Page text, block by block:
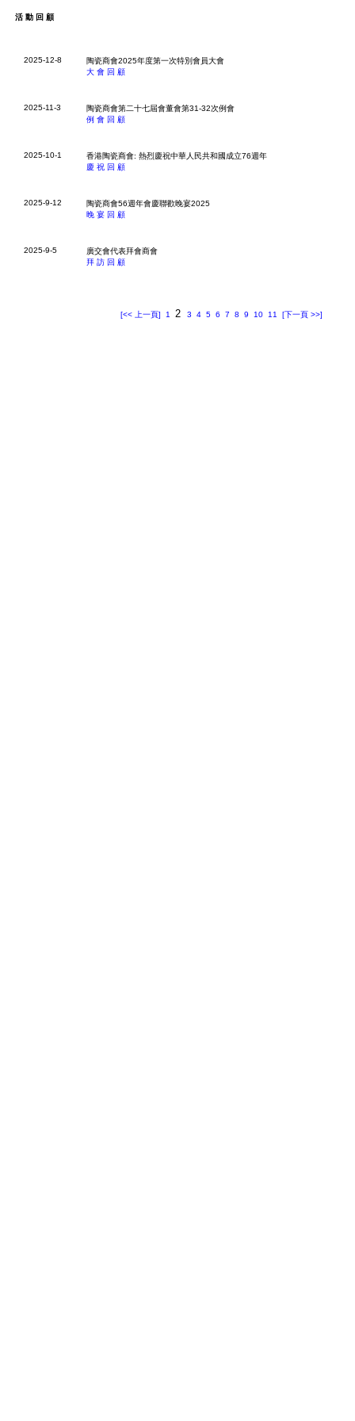
活動回顧
2025-12-8
陶瓷商會2025年度第一次特別會員大會
大會回顧
2025-11-3
陶瓷商會第二十七屆會董會第31-32次例會
例會回顧
2025-10-1
香港陶瓷商會: 熱烈慶祝中華人民共和國成立76週年
慶祝回顧
2025-9-12
陶瓷商會56週年會慶聯歡晚宴2025
晚宴回顧
2025-9-5
廣交會代表拜會商會
拜訪回顧
[<< 上一頁] 1 2 3 4 5 6 7 8 9 10 11 [下一頁 >>]